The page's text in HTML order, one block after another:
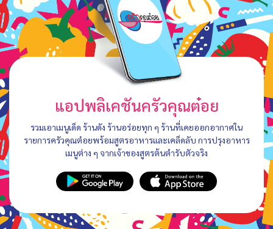
แอปพลิเคชันครัวคุณต๋อย
รวมเอาเมนูเด็ด ร้านดัง ร้านอร่อยทุก ๆ ร้านที่เคยออกอากาศใน
รายการครัวคุณต๋อยพร้อมสูตรอาหารและเคล็ดลับ การปรุงอาหาร
เมนูต่าง ๆ จากเจ้าของสูตรต้นตำรับตัวจริง